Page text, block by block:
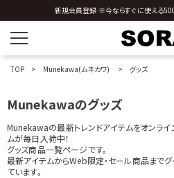
N
O
P
R
S
全国送料0円 ※3,980円
新規会員登録 ※今ならすぐに使える
TOP Munekawa(ムネカワ) グッズ
Munekawaのグッズ
Munekawaの最新トレンドアイテムをオンライ
ムが毎日入荷中！
グッズ商品一覧ページです。
最新アイテムからWeb限定・セール商品まで
ています。